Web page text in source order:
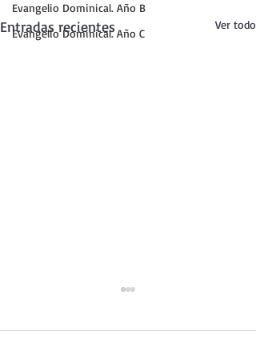
Evangelio Dominical. Año B
Evangelio Dominical. Año C
Entradas recientes Ver todo